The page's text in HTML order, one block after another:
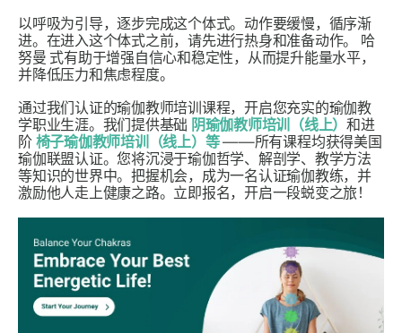
以呼吸为引导，逐步完成这个体式。动作要缓慢，循序渐
进。在进入这个体式之前，请先进行热身和准备动作。 哈
努曼 式有助于增强自信心和稳定性，从而提升能量水平，
并降低压力和焦虑程度。
通过我们认证的瑜伽教师培训课程，开启您充实的瑜伽教
学职业生涯。我们提供基础 阴瑜伽教师培训（线上）和进
阶 椅子瑜伽教师培训（线上）等——所有课程均获得美国
瑜伽联盟认证。您将沉浸于瑜伽哲学、解剖学、教学方法
等知识的世界中。把握机会，成为一名认证瑜伽教练，并
激励他人走上健康之路。立即报名，开启一段蜕变之旅！